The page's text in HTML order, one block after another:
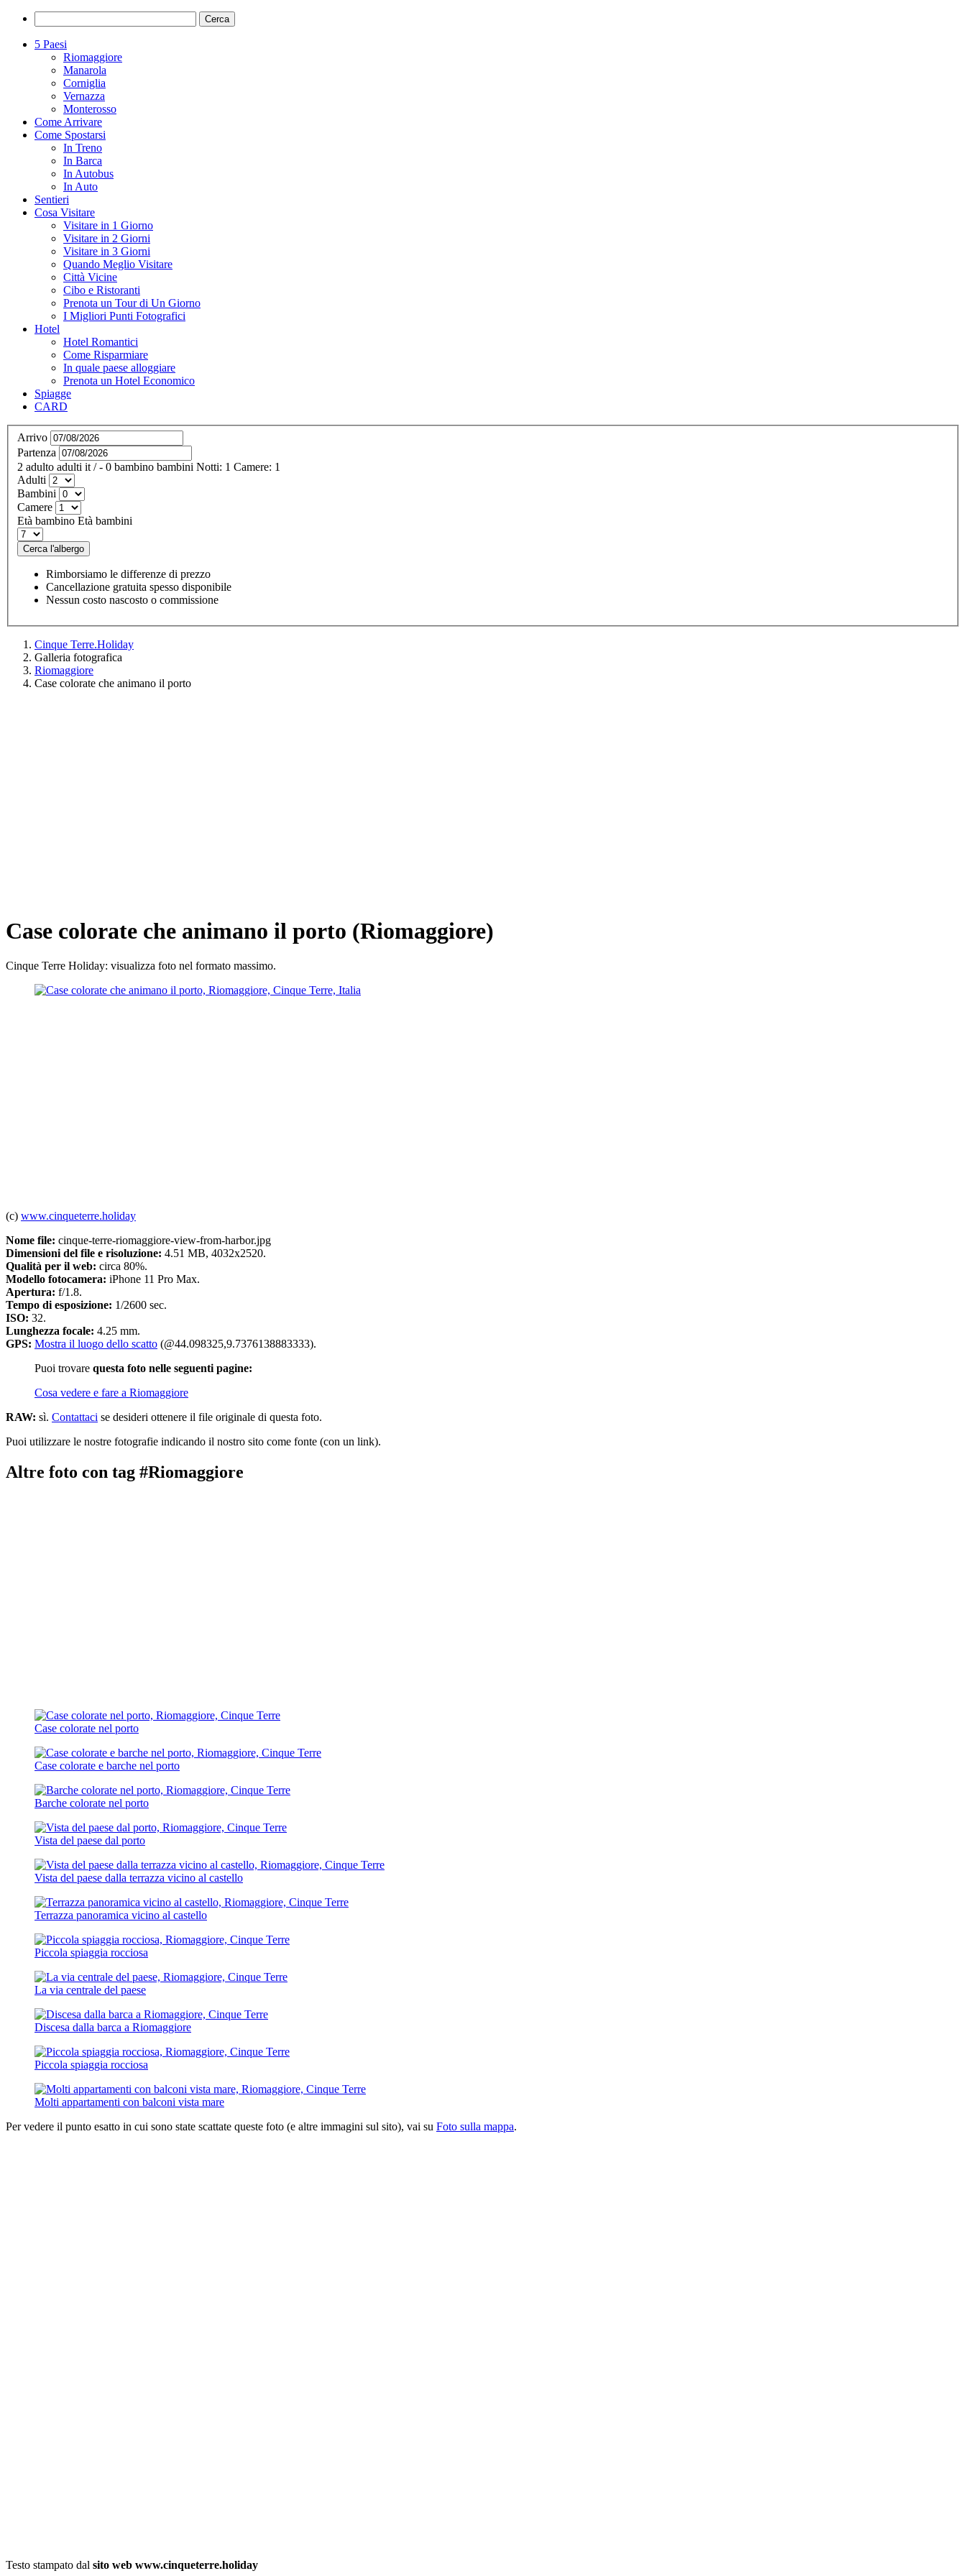
5 Paesi
Riomaggiore
Manarola
Corniglia
Vernazza
Monterosso
Come Arrivare
Come Spostarsi
In Treno
In Barca
In Autobus
In Auto
Sentieri
Cosa Visitare
Visitare in 1 Giorno
Visitare in 2 Giorni
Visitare in 3 Giorni
Quando Meglio Visitare
Città Vicine
Cibo e Ristoranti
Prenota un Tour di Un Giorno
I Migliori Punti Fotografici
Hotel
Hotel Romantici
Come Risparmiare
In quale paese alloggiare
Prenota un Hotel Economico
Spiagge
CARD
Arrivo
Partenza
2 adulto adulti it / - 0 bambino bambini Notti: 1 Camere: 1
Adulti
Bambini
Camere
Età bambino Età bambini
Cerca l'albergo
Rimborsiamo le differenze di prezzo
Cancellazione gratuita spesso disponibile
Nessun costo nascosto o commissione
Cinque Terre.Holiday
Galleria fotografica
Riomaggiore
Case colorate che animano il porto
Case colorate che animano il porto (Riomaggiore)
Cinque Terre Holiday: visualizza foto nel formato massimo.
(c) www.cinqueterre.holiday
Nome file: cinque-terre-riomaggiore-view-from-harbor.jpg
Dimensioni del file e risoluzione: 4.51 MB, 4032x2520.
Qualità per il web: circa 80%.
Modello fotocamera: iPhone 11 Pro Max.
Apertura: f/1.8.
Tempo di esposizione: 1/2600 sec.
ISO: 32.
Lunghezza focale: 4.25 mm.
GPS: Mostra il luogo dello scatto (@44.098325,9.7376138883333).
Puoi trovare questa foto nelle seguenti pagine:
Cosa vedere e fare a Riomaggiore
RAW: sì. Contattaci se desideri ottenere il file originale di questa foto.
Puoi utilizzare le nostre fotografie indicando il nostro sito come fonte (con un link).
Altre foto con tag #Riomaggiore
Case colorate nel porto
Case colorate e barche nel porto
Barche colorate nel porto
Vista del paese dal porto
Vista del paese dalla terrazza vicino al castello
Terrazza panoramica vicino al castello
Piccola spiaggia rocciosa
La via centrale del paese
Discesa dalla barca a Riomaggiore
Piccola spiaggia rocciosa
Molti appartamenti con balconi vista mare
Per vedere il punto esatto in cui sono state scattate queste foto (e altre immagini sul sito), vai su Foto sulla mappa.
Testo stampato dal sito web www.cinqueterre.holiday